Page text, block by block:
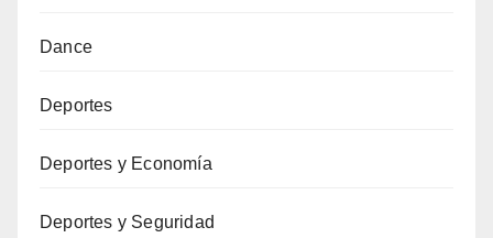
Dance
Deportes
Deportes y Economía
Deportes y Seguridad